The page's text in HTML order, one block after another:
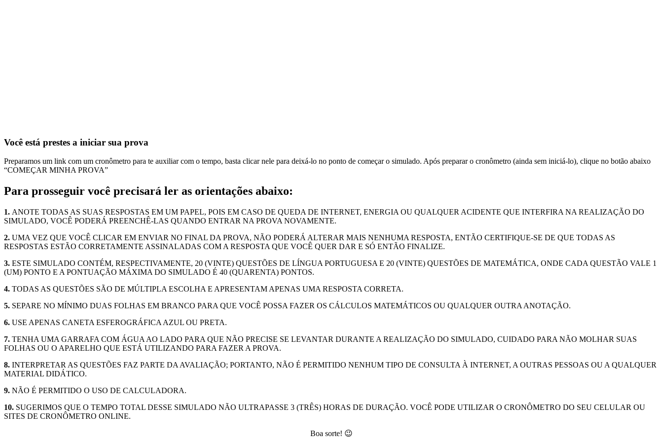
Você está prestes a iniciar sua prova
Preparamos um link com um cronômetro para te auxiliar com o tempo, basta clicar nele para deixá-lo no ponto de começar o simulado. Após preparar o cronômetro (ainda sem iniciá-lo), clique no botão abaixo
“COMEÇAR MINHA PROVA”
Para prosseguir você precisará ler as orientações abaixo:
1. ANOTE TODAS AS SUAS RESPOSTAS EM UM PAPEL, POIS EM CASO DE QUEDA DE INTERNET, ENERGIA OU QUALQUER ACIDENTE QUE INTERFIRA NA REALIZAÇÃO DO
SIMULADO, VOCÊ PODERÁ PREENCHÊ-LAS QUANDO ENTRAR NA PROVA NOVAMENTE.
2. UMA VEZ QUE VOCÊ CLICAR EM ENVIAR NO FINAL DA PROVA, NÃO PODERÁ ALTERAR MAIS NENHUMA RESPOSTA, ENTÃO CERTIFIQUE-SE DE QUE TODAS AS
RESPOSTAS ESTÃO CORRETAMENTE ASSINALADAS COM A RESPOSTA QUE VOCÊ QUER DAR E SÓ ENTÃO FINALIZE.
3. ESTE SIMULADO CONTÉM, RESPECTIVAMENTE, 20 (VINTE) QUESTÕES DE LÍNGUA PORTUGUESA E 20 (VINTE) QUESTÕES DE MATEMÁTICA, ONDE CADA QUESTÃO VALE 1
(UM) PONTO E A PONTUAÇÃO MÁXIMA DO SIMULADO É 40 (QUARENTA) PONTOS.
4. TODAS AS QUESTÕES SÃO DE MÚLTIPLA ESCOLHA E APRESENTAM APENAS UMA RESPOSTA CORRETA.
5. SEPARE NO MÍNIMO DUAS FOLHAS EM BRANCO PARA QUE VOCÊ POSSA FAZER OS CÁLCULOS MATEMÁTICOS OU QUALQUER OUTRA ANOTAÇÃO.
6. USE APENAS CANETA ESFEROGRÁFICA AZUL OU PRETA.
7. TENHA UMA GARRAFA COM ÁGUA AO LADO PARA QUE NÃO PRECISE SE LEVANTAR DURANTE A REALIZAÇÃO DO SIMULADO, CUIDADO PARA NÃO MOLHAR SUAS
FOLHAS OU O APARELHO QUE ESTÁ UTILIZANDO PARA FAZER A PROVA.
8. INTERPRETAR AS QUESTÕES FAZ PARTE DA AVALIAÇÃO; PORTANTO, NÃO É PERMITIDO NENHUM TIPO DE CONSULTA À INTERNET, A OUTRAS PESSOAS OU A QUALQUER
MATERIAL DIDÁTICO.
9. NÃO É PERMITIDO O USO DE CALCULADORA.
10. SUGERIMOS QUE O TEMPO TOTAL DESSE SIMULADO NÃO ULTRAPASSE 3 (TRÊS) HORAS DE DURAÇÃO. VOCÊ PODE UTILIZAR O CRONÔMETRO DO SEU CELULAR OU
SITES DE CRONÔMETRO ONLINE.
Boa sorte! 😉